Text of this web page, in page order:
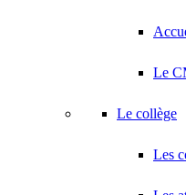
Le
Le collège
Les